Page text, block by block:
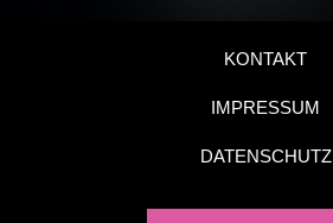
KONTAKT
IMPRESSUM
DATENSCHUTZ